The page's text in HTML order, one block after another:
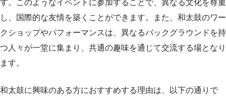
す。このようなイベントに参加することで、異なる文化を尊重
し、国際的な友情を築くことができます。また、和太鼓のワー
クショップやパフォーマンスは、異なるバックグラウンドを持
つ人々が一堂に集まり、共通の趣味を通じて交流する場となり
ます。
和太鼓に興味のある方におすすめする理由は、以下の通りで